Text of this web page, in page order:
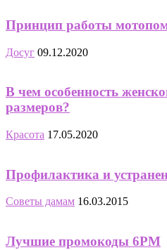
Принцип работы
Досуг 09.12.2020
В чем особенность
размеров?
Красота 17.05.2020
Профилактика и
Советы дамам 16.03.2015
Лучшие промокоды 6PM